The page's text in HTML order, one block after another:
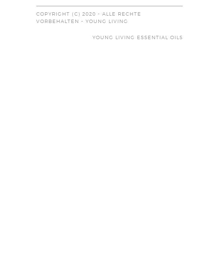
COPYRIGHT (C) 2020 - ALLE RECHTE
VORBEHALTEN - YOUNG LIVING
YOUNG LIVING ESSENTIAL OILS